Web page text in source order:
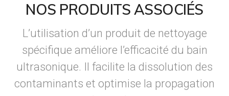
NOS PRODUITS ASSOCIÉS
L’utilisation d’un produit de nettoyage
spécifique améliore l’efficacité du bain
ultrasonique. Il facilite la dissolution des
contaminants et optimise la propagation